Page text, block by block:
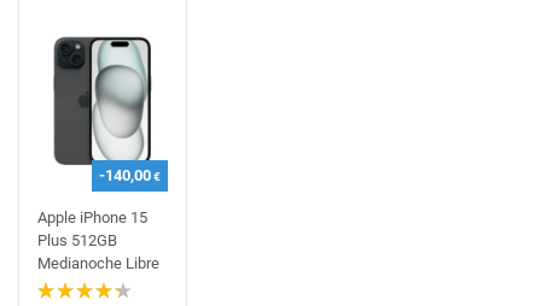
-140,00€
Apple iPhone 15
Plus 512GB
Medianoche Libre